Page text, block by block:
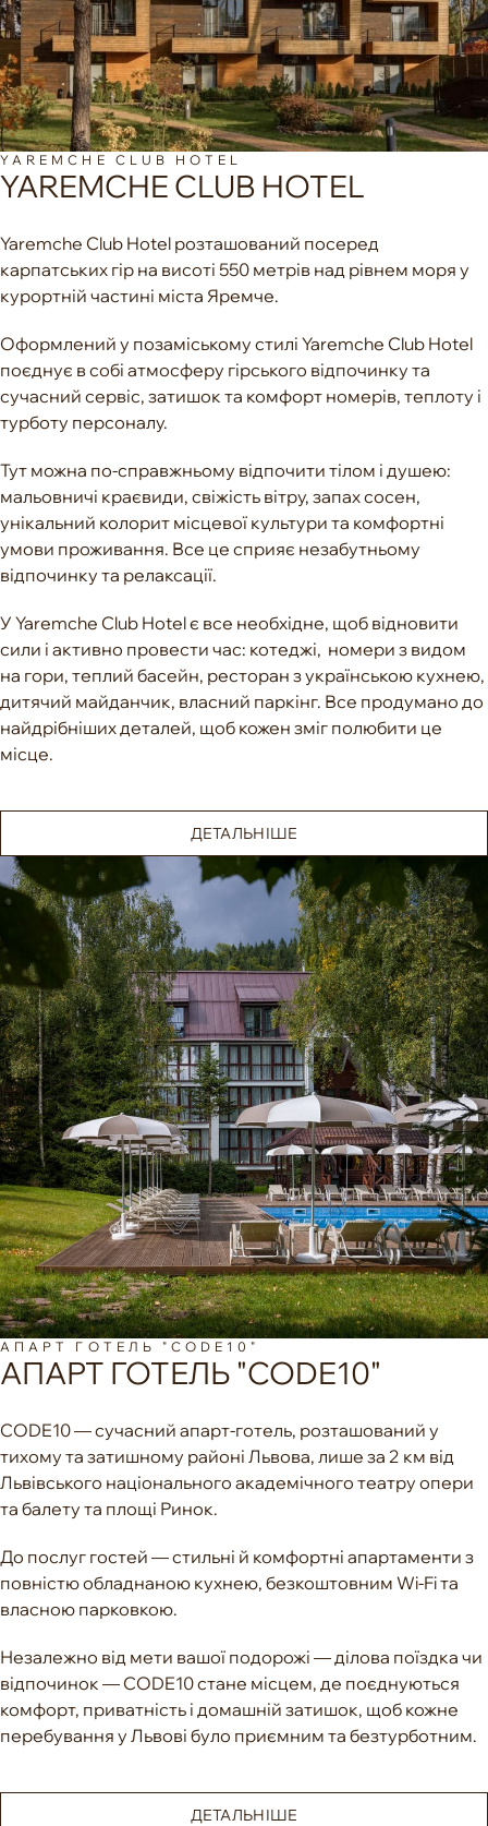
YAREMCHE CLUB HOTEL
YAREMCHE CLUB HOTEL
Yaremche Club Hotel розташований посеред
карпатських гір на висоті 550 метрів над рівнем моря у
курортній частині міста Яремче.
Оформлений у позаміському стилі Yaremche Club Hotel
поєднує в собі атмосферу гірського відпочинку та
сучасний сервіс, затишок та комфорт номерів, теплоту і
турботу персоналу.
Тут можна по-справжньому відпочити тілом і душею:
мальовничі краєвиди, свіжість вітру, запах сосен,
унікальний колорит місцевої культури та комфортні
умови проживання. Все це сприяє незабутньому
відпочинку та релаксації.
У Yaremche Club Hotel є все необхідне, щоб відновити
сили і активно провести час: котеджі, номери з видом
на гори, теплий басейн, ресторан з українською кухнею,
дитячий майданчик, власний паркінг. Все продумано до
найдрібніших деталей, щоб кожен зміг полюбити це
місце.
ДЕТАЛЬНІШЕ
АПАРТ ГОТЕЛЬ "CODE10"
АПАРТ ГОТЕЛЬ "CODE10"
CODE10 — сучасний апарт-готель, розташований у
тихому та затишному районі Львова, лише за 2 км від
Львівського національного академічного театру опери
та балету та площі Ринок.
До послуг гостей — стильні й комфортні апартаменти з
повністю обладнаною кухнею, безкоштовним Wi-Fi та
власною парковкою.
Незалежно від мети вашої подорожі — ділова поїздка чи
відпочинок — CODE10 стане місцем, де поєднуються
комфорт, приватність і домашній затишок, щоб кожне
перебування у Львові було приємним та безтурботним.
ДЕТАЛЬНІШЕ